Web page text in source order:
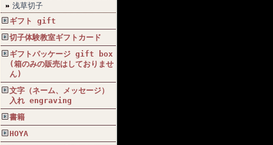
浅草切子
ギフト gift
切子体験教室ギフトカード
ギフトパッケージ gift box
(箱のみの販売はしておりませ
ん)
文字（ネーム、メッセージ）
入れ engraving
書籍
HOYA